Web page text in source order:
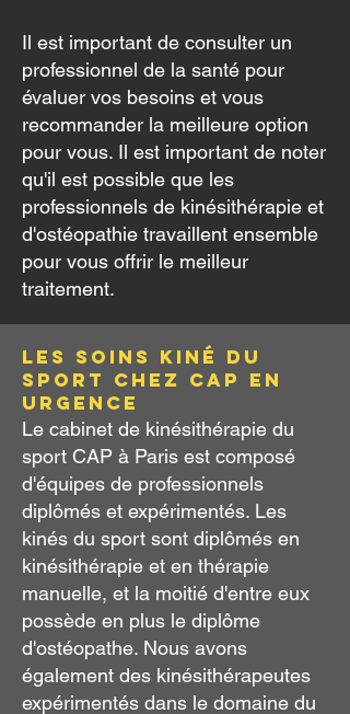
Il est important de consulter un
professionnel de la santé pour
évaluer vos besoins et vous
recommander la meilleure option
pour vous. Il est important de noter
qu'il est possible que les
professionnels de kinésithérapie et
d'ostéopathie travaillent ensemble
pour vous offrir le meilleur
traitement.
LES SOINS KINÉ du
sport chez CAP EN
URGENCE
Le cabinet de kinésithérapie du
sport CAP à Paris est composé
d'équipes de professionnels
diplômés et expérimentés. Les
kinés du sport sont diplômés en
kinésithérapie et en thérapie
manuelle, et la moitié d'entre eux
possède en plus le diplôme
d'ostéopathe. Nous avons
également des kinésithérapeutes
expérimentés dans le domaine du